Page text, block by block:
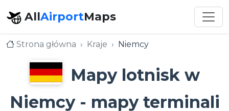
AllAirportMaps
Strona główna Kraje Niemcy
Mapy lotnisk w
Niemcy - mapy terminali